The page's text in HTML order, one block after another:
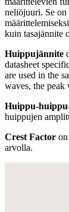
neliöjuuri. Se
kuin tasajännite
Huippujännite
datasheet
are used in the
waves, the peak
Huippu-
huippujen
Crest Factor
arvolla.